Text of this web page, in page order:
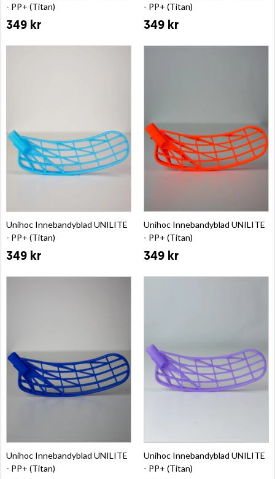
- PP+ (Titan)
349 kr
- PP+ (Titan)
349 kr
Unihoc Innebandyblad UNILITE
- PP+ (Titan)
349 kr
Unihoc Innebandyblad UNILITE
- PP+ (Titan)
349 kr
Unihoc Innebandyblad UNILITE
- PP+ (Titan)
Unihoc Innebandyblad UNILITE
- PP+ (Titan)